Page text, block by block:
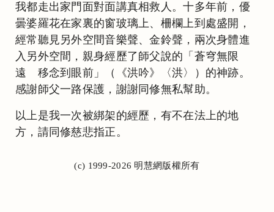
我都走出家門面對面講真相救人。十多年前，優
曇婆羅花在家裏的窗玻璃上、柵欄上到處盛開，
經常聽見另外空間音樂聲、金鈴聲，兩次身體進
入另外空間，親身經歷了師父說的「蒼穹無限
遠 移念到眼前」（《洪吟》〈洪〉）的神跡。
感謝師父一路保護，謝謝同修無私幫助。
以上是我一次被綁架的經歷，有不在法上的地
方，請同修慈悲指正。
(c) 1999-2026 明慧網版權所有